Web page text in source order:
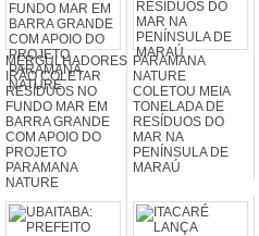
MERGULHADORES
IRÃO COLETAR
RESÍDUOS NO
FUNDO MAR EM
BARRA GRANDE
COM APOIO DO
PROJETO
PARAMANA
NATURE
PARAMANA
NATURE
COLETOU MEIA
TONELADA DE
RESÍDUOS DO
MAR NA
PENÍNSULA DE
MARAÚ